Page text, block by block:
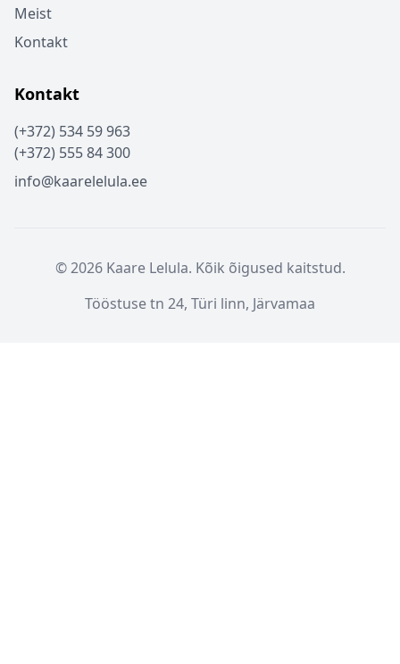
Meist
Kontakt
Kontakt
(+372) 534 59 963
(+372) 555 84 300
info@kaarelelula.ee
© 2026 Kaare Lelula. Kõik õigused kaitstud.
Tööstuse tn 24, Türi linn, Järvamaa